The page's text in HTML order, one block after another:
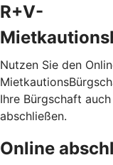
R+V-
Nutzen Sie den
Ihre Bürgschaft
abschließen.
Online